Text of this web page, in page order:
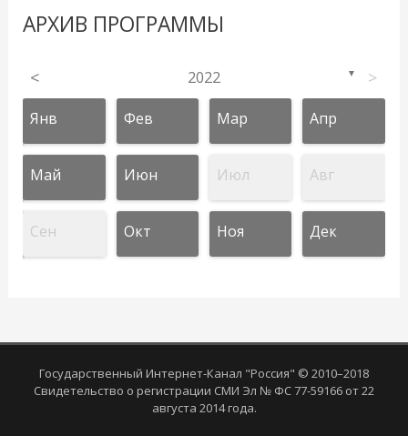
АРХИВ ПРОГРАММЫ
< 2022 ▼ >
Янв Фев Мар Апр
Май Июн Июл Авг
Сен Окт Ноя Дек
Государственный Интернет-Канал "Россия" © 2010–2018
Свидетельство о регистрации СМИ Эл № ФС 77-59166 от 22
августа 2014 года.